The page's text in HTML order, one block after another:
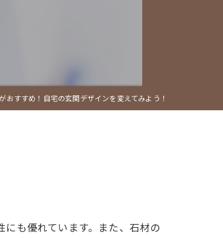
おすすめ！自宅の玄関デザインを変えてみよう！
も優れています。また、石材の